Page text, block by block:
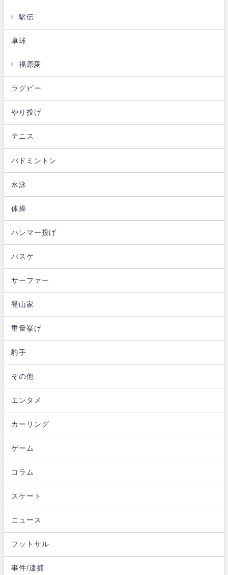
駅伝
卓球
福原愛
ラグビー
やり投げ
テニス
バドミントン
水泳
体操
ハンマー投げ
バスケ
サーファー
登山家
重量挙げ
騎手
その他
エンタメ
カーリング
ゲーム
コラム
スケート
ニュース
フットサル
事件/逮捕